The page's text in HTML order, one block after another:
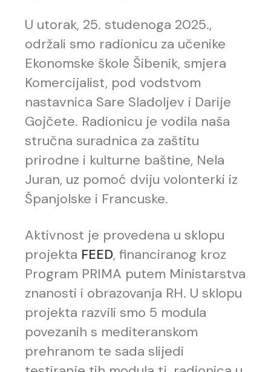
U utorak, 25. studenoga 2025.,
održali smo radionicu za učenike
Ekonomske škole Šibenik, smjera
Komercijalist, pod vodstvom
nastavnica Sare Sladoljev i Darije
Gojčete. Radionicu je vodila naša
stručna suradnica za zaštitu
prirodne i kulturne baštine, Nela
Juran, uz pomoć dviju volonterki iz
Španjolske i Francuske.
Aktivnost je provedena u sklopu
projekta FEED, financiranog kroz
Program PRIMA putem Ministarstva
znanosti i obrazovanja RH. U sklopu
projekta razvili smo 5 modula
povezanih s mediteranskom
prehranom te sada slijedi